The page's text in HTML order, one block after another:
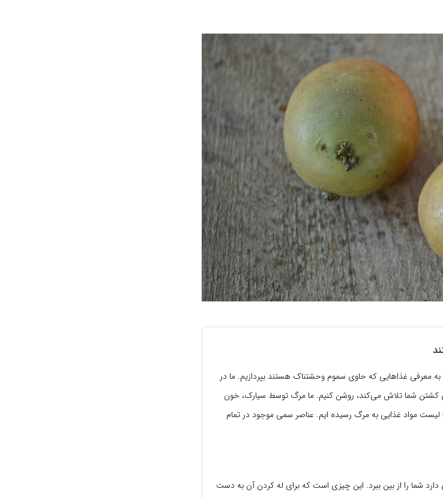
معرفی غذاهایی که حاوی سموم وحشتناک هستند بپردازیم. ما در
کشتن شما تلاش می‌کند، روشن کنیم. ما مرگ توسط سیارک، خون
لیست مواد غذایی به مرگ رسیده ایم. عناصر سمی موجود در تمام
شما را از بین ببرد. این چیزی است که برای له کردن آن به دست